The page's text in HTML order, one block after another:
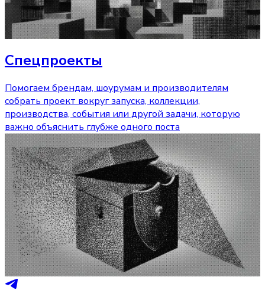
Спецпроекты
Помогаем брендам, шоурумам и производителям
собрать проект вокруг запуска, коллекции,
производства, события или другой задачи, которую
важно объяснить глубже одного поста